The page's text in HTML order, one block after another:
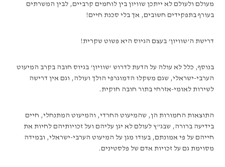
מעולם ולעולם לא ייתכן שוויון בין לוחמים קרביים, לבין המשרתים
בעורף בתפקידים חשובים, אך בלי סכנת חיים!
דרישת ה’שוויון’ בעצם הגיוס היא פשוט שקרית!
בנוסף, כלל לא עולה על הדעת לדרוש ‘שוויון’ בגיוס חובה בקרב המיעוט
הערבי-ישראלי, שגם משקלו הדמוגרפי הולך ועולה, וגם אין דרישה
לשירות לאומי-אזרחי בתור חובה חוקית.
התוצאות החמורות הן, שהמיעוט החרדי, והמיעוט המתנחלי, חיים
בידיעה ברורה, שבג”ץ לעולם לא יגן עליהם ועל זכויותיהם לחיות את
חייהם על פי אמונתם, בעודו מגן על המיעוט הערבי-ישראלי, ובמידה
מסוימת גם על זכויות אדם של פלסטינים.